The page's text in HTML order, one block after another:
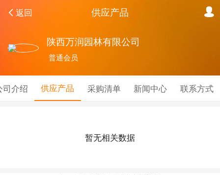
返回 供应产品
陕西万润园林有限公司
普通会员
司介绍 供应产品 采购清单 新闻中心 联系方式
暂无相关数据